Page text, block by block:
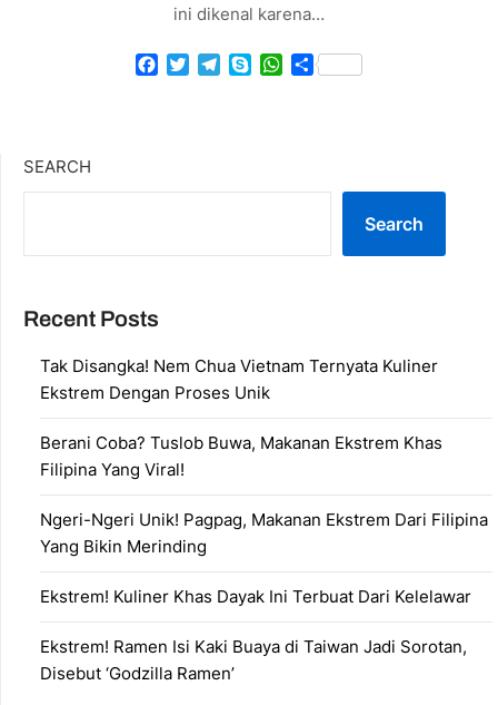
ini dikenal karena…
Facebook
TwitterTelegram
SkypeWhatsApp
Share
SEARCH
Search
Recent Posts
Tak Disangka! Nem Chua Vietnam Ternyata Kuliner
Ekstrem Dengan Proses Unik
Berani Coba? Tuslob Buwa, Makanan Ekstrem Khas
Filipina Yang Viral!
Ngeri-Ngeri Unik! Pagpag, Makanan Ekstrem Dari Filipina
Yang Bikin Merinding
Ekstrem! Kuliner Khas Dayak Ini Terbuat Dari Kelelawar
Ekstrem! Ramen Isi Kaki Buaya di Taiwan Jadi Sorotan,
Disebut ‘Godzilla Ramen’